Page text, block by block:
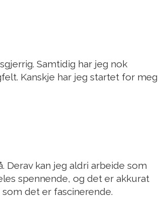
Samtidig har jeg nok
Kanskje har jeg startet for meg
Derav kan jeg aldri arbeide som
spennende, og det er akkurat
det er fascinerende.